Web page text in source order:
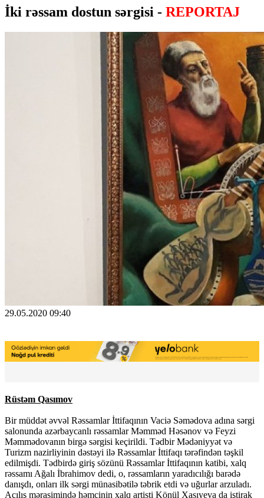
İki rəssam dostun sərgisi - REPORTAJ
29.05.2020 09:40
Rüstəm Qasımov
Bir müddət əvvəl Rəssamlar İttifaqının Vaciə Səmədova adına sərgi
salonunda azərbaycanlı rəssamlar Məmməd Həsənov və Feyzi
Məmmədovanın birgə sərgisi keçirildi. Tədbir Mədəniyyət və
Turizm nazirliyinin dəstəyi ilə Rəssamlar İttifaqı tərəfindən təşkil
edilmişdi. Tədbirdə giriş sözünü Rəssamlar İttifaqının katibi, xalq
rəssamı Ağalı İbrahimov dedi, o, rəssamların yaradıcılığı barədə
danışdı, onları ilk sərgi münasibətilə təbrik etdi və uğurlar arzuladı.
Açılış mərasimində həmçinin xalq artisti Könül Xasıyeva da iştirak